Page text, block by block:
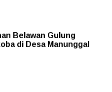
Belawan Gulung
di Desa Manunggal